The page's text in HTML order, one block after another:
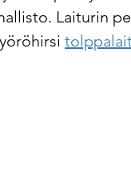
Laiturin